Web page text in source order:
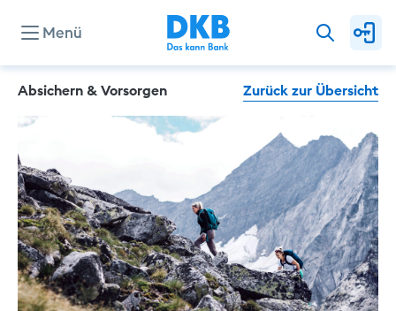
Menü
Absichern & Vorsorgen Zurück zur Übersicht